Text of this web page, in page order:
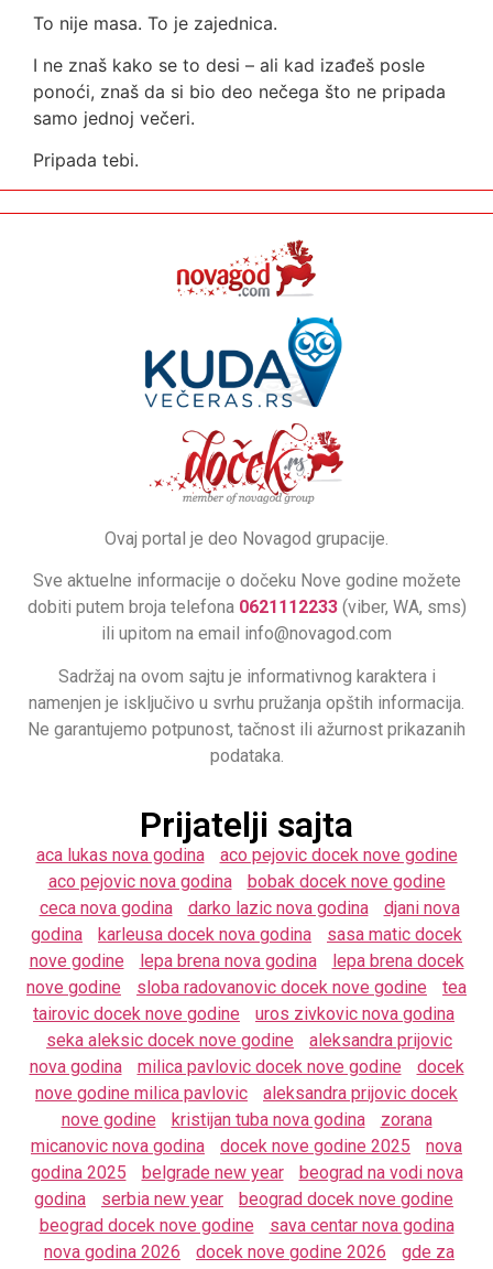
To nije masa. To je zajednica.
I ne znaš kako se to desi – ali kad izađeš posle
ponoći, znaš da si bio deo nečega što ne pripada
samo jednoj večeri.
Pripada tebi.
Ovaj portal je deo Novagod grupacije.
Sve aktuelne informacije o dočeku Nove godine možete
dobiti putem broja telefona 0621112233(viber, WA, sms)
ili upitom na email info@novagod.com
Sadržaj na ovom sajtu je informativnog karaktera i
namenjen je isključivo u svrhu pružanja opštih informacija.
Ne garantujemo potpunost, tačnost ili ažurnost prikazanih
podataka.
Prijatelji sajta
aca lukas nova godina
aco pejovic docek nove godine
aco pejovic nova godina
bobak docek nove godine
ceca nova godina
darko lazic nova godina
djani nova
godina
karleusa docek nova godina
sasa matic docek
nove godine
lepa brena nova godina
lepa brena docek
nove godine
sloba radovanovic docek nove godine
tea
tairovic docek nove godine
uros zivkovic nova godina
seka aleksic docek nove godine
aleksandra prijovic
nova godina
milica pavlovic docek nove godine
docek
nove godine milica pavlovic
aleksandra prijovic docek
nove godine
kristijan tuba nova godina
zorana
micanovic nova godina
docek nove godine 2025
nova
godina 2025
belgrade new year
beograd na vodi nova
godina
serbia new year
beograd docek nove godine
beograd docek nove godine
sava centar nova godina
nova godina 2026
docek nove godine 2026
gde za